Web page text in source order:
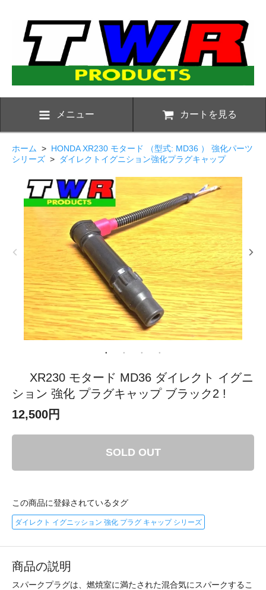
メニュー カートを見る
ホーム > HONDA XR230 モタード （型式: MD36 ） 強化パーツ
シリーズ > ダイレクトイグニション強化プラグキャップ
XR230 モタード MD36 ダイレクト イグニ
ション 強化 プラグキャップ ブラック2 !
12,500円
SOLD OUT
この商品に登録されているタグ
ダイレクト イグニッション 強化 プラグ キャップ シリーズ
商品の説明
スパークプラグは、燃焼室に満たされた混合気にスパークするこ